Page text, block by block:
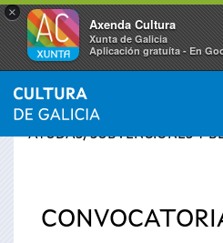
×
Axenda Cultura
Xunta de Galicia
Aplicación gratuíta - En
Se
usted
INICIO › SERVICIOS
AYUDAS, SUBVENCIONES Y